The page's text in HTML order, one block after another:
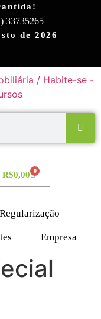
33735265
de 2026
R$0,00 0
Regularização
Empresa